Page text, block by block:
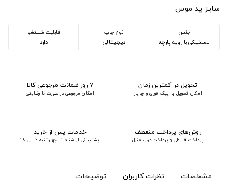
سایز پد موس
جنس
لاستیکی با رویه پارچه
نوع چاپ
دیجیتالی
قابلیت شستشو
دارد
تحویل در کمترین زمان
امکان تحویل با پیک فوری و چاپار
۷ روز ضمانت مرجوعی کالا
امکان مرجوعی در صورت نا رضایتی
روش‌های پرداخت منعطف
پرداخت قسطی و پرداخت درب منزل
خدمات پس از خرید
پشتیبانی از شنبه تا چهارشنبه 9 الی 18
مشخصات نظرات کاربران توضیحات